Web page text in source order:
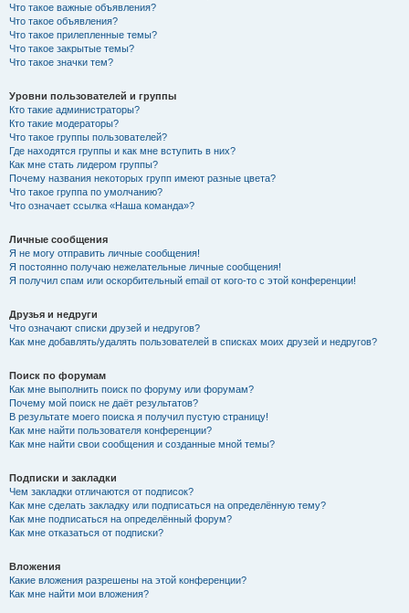
Что такое важные объявления?
Что такое объявления?
Что такое прилепленные темы?
Что такое закрытые темы?
Что такое значки тем?
Уровни пользователей и группы
Кто такие администраторы?
Кто такие модераторы?
Что такое группы пользователей?
Где находятся группы и как мне вступить в них?
Как мне стать лидером группы?
Почему названия некоторых групп имеют разные цвета?
Что такое группа по умолчанию?
Что означает ссылка «Наша команда»?
Личные сообщения
Я не могу отправить личные сообщения!
Я постоянно получаю нежелательные личные сообщения!
Я получил спам или оскорбительный email от кого-то с этой конференции!
Друзья и недруги
Что означают списки друзей и недругов?
Как мне добавлять/удалять пользователей в списках моих друзей и недругов?
Поиск по форумам
Как мне выполнить поиск по форуму или форумам?
Почему мой поиск не даёт результатов?
В результате моего поиска я получил пустую страницу!
Как мне найти пользователя конференции?
Как мне найти свои сообщения и созданные мной темы?
Подписки и закладки
Чем закладки отличаются от подписок?
Как мне сделать закладку или подписаться на определённую тему?
Как мне подписаться на определённый форум?
Как мне отказаться от подписки?
Вложения
Какие вложения разрешены на этой конференции?
Как мне найти мои вложения?